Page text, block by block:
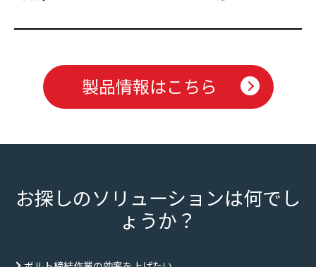
製品情報はこちら
お探しのソリューションは何でし
ょうか？